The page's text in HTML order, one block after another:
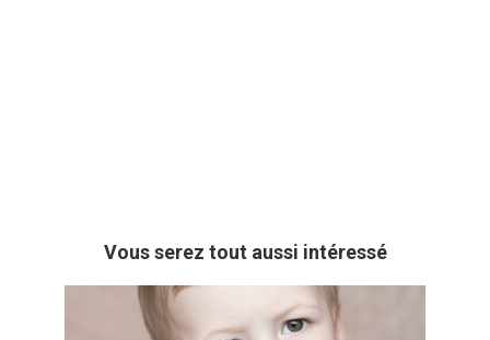
Vous serez tout aussi intéressé